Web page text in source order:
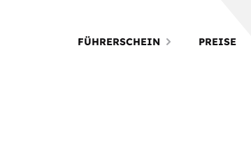
FÜHRERSCHEIN PREISE